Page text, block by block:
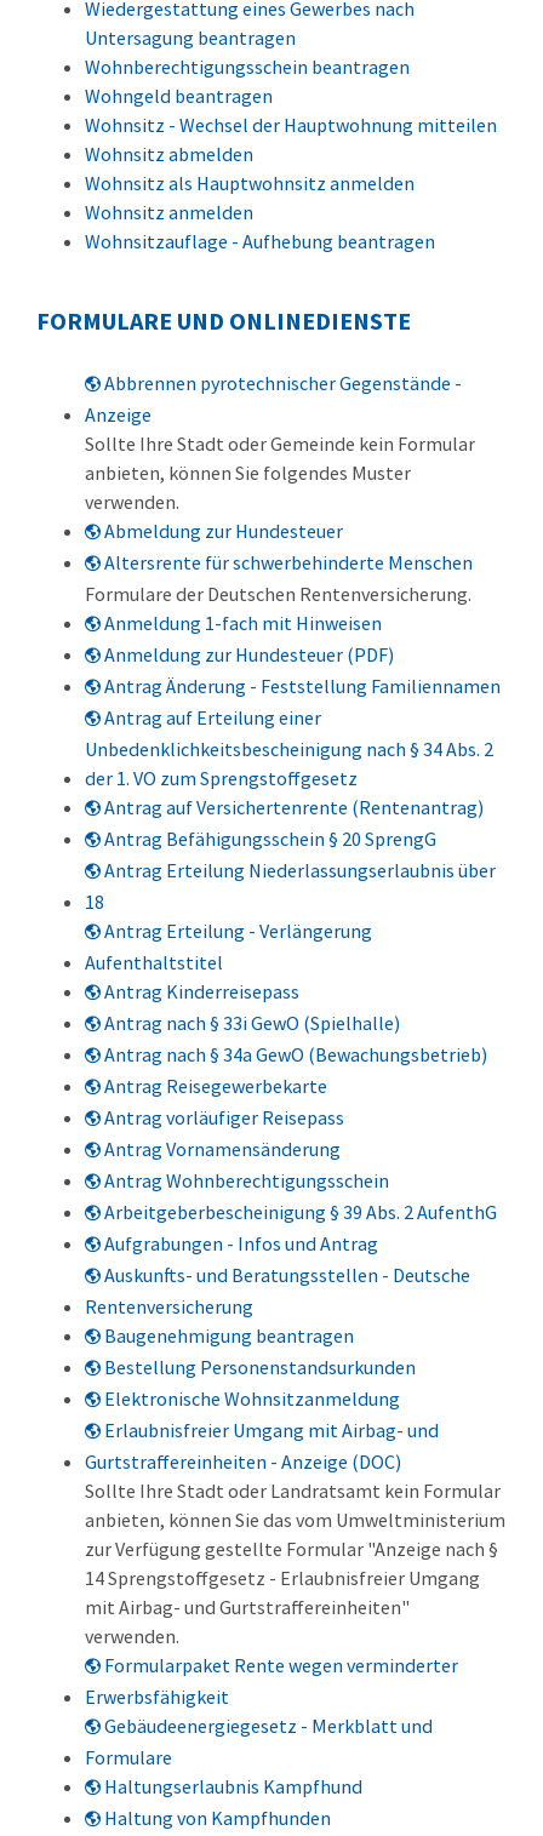
Wiedergestattung eines Gewerbes nach
Untersagung beantragen
Wohnberechtigungsschein beantragen
Wohngeld beantragen
Wohnsitz - Wechsel der Hauptwohnung mitteilen
Wohnsitz abmelden
Wohnsitz als Hauptwohnsitz anmelden
Wohnsitz anmelden
Wohnsitzauflage - Aufhebung beantragen
FORMULARE UND ONLINEDIENSTE
Abbrennen pyrotechnischer Gegenstände -
Anzeige
Sollte Ihre Stadt oder Gemeinde kein Formular
anbieten, können Sie folgendes Muster
verwenden.
Abmeldung zur Hundesteuer
Altersrente für schwerbehinderte Menschen
Formulare der Deutschen Rentenversicherung.
Anmeldung 1-fach mit Hinweisen
Anmeldung zur Hundesteuer (PDF)
Antrag Änderung - Feststellung Familiennamen
Antrag auf Erteilung einer
Unbedenklichkeitsbescheinigung nach § 34 Abs. 2
der 1. VO zum Sprengstoffgesetz
Antrag auf Versichertenrente (Rentenantrag)
Antrag Befähigungsschein § 20 SprengG
Antrag Erteilung Niederlassungserlaubnis über
18
Antrag Erteilung - Verlängerung
Aufenthaltstitel
Antrag Kinderreisepass
Antrag nach § 33i GewO (Spielhalle)
Antrag nach § 34a GewO (Bewachungsbetrieb)
Antrag Reisegewerbekarte
Antrag vorläufiger Reisepass
Antrag Vornamensänderung
Antrag Wohnberechtigungsschein
Arbeitgeberbescheinigung § 39 Abs. 2 AufenthG
Aufgrabungen - Infos und Antrag
Auskunfts- und Beratungsstellen - Deutsche
Rentenversicherung
Baugenehmigung beantragen
Bestellung Personenstandsurkunden
Elektronische Wohnsitzanmeldung
Erlaubnisfreier Umgang mit Airbag- und
Gurtstraffereinheiten - Anzeige (DOC)
Sollte Ihre Stadt oder Landratsamt kein Formular
anbieten, können Sie das vom Umweltministerium
zur Verfügung gestellte Formular "Anzeige nach §
14 Sprengstoffgesetz - Erlaubnisfreier Umgang
mit Airbag- und Gurtstraffereinheiten"
verwenden.
Formularpaket Rente wegen verminderter
Erwerbsfähigkeit
Gebäudeenergiegesetz - Merkblatt und
Formulare
Haltungserlaubnis Kampfhund
Haltung von Kampfhunden